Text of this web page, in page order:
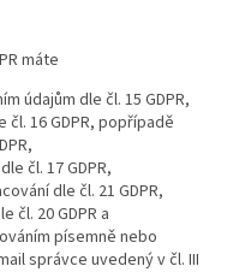
máte
údajům dle čl. 15 GDPR,
16 GDPR, popřípadě
čl. 17 GDPR,
dle čl. 21 GDPR,
čl. 20 GDPR a
písemně nebo
správce uvedený v čl. III